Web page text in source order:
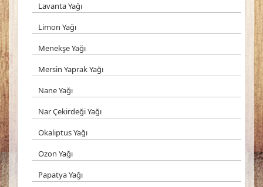
Lavanta Yağı
Limon Yağı
Menekşe Yağı
Mersin Yaprak Yağı
Nane Yağı
Nar Çekirdeği Yağı
Okaliptus Yağı
Ozon Yağı
Papatya Yağı